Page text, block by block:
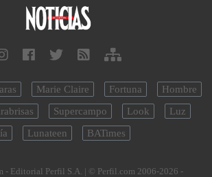
Marie Claire Fortuna
Hombre
Supercampo Look
Luz
Lunateen BATimes
- Editorial Perfil S.A. | © Perfil.com 2006-2026 -